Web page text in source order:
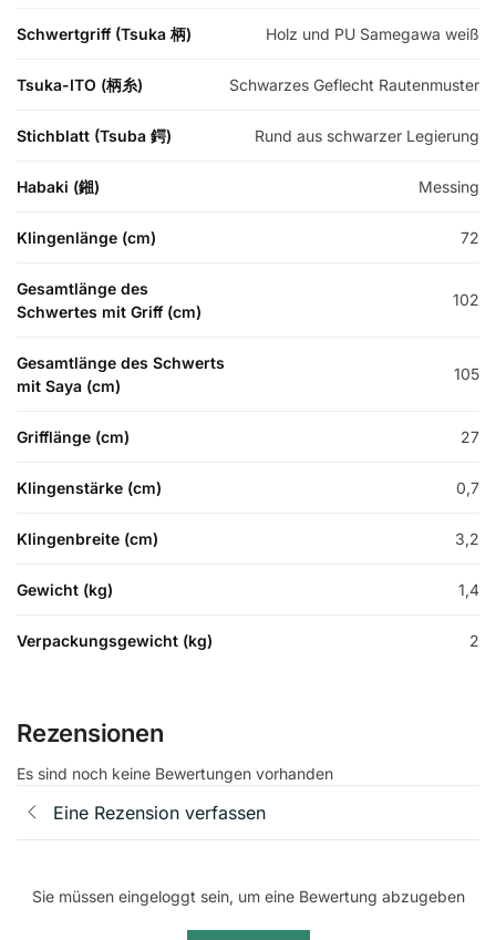
Schwertgriff (Tsuka 柄) Holz und PU Samegawa weiß
Tsuka-ITO (柄糸) Schwarzes Geflecht Rautenmuster
Stichblatt (Tsuba 鍔) Rund aus schwarzer Legierung
Habaki (鎺) Messing
Klingenlänge (cm) 72
Gesamtlänge des
Schwertes mit Griff (cm)
102
Gesamtlänge des Schwerts
mit Saya (cm)
105
Grifflänge (cm) 27
Klingenstärke (cm) 0,7
Klingenbreite (cm) 3,2
Gewicht (kg) 1,4
Verpackungsgewicht (kg) 2
Rezensionen
Es sind noch keine Bewertungen vorhanden
Eine Rezension verfassen
Sie müssen eingeloggt sein, um eine Bewertung abzugeben